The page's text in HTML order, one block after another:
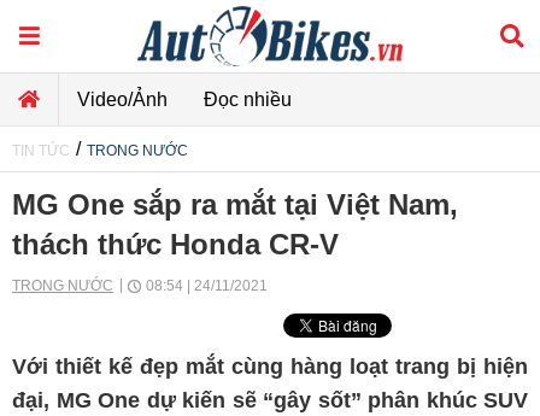
Video/Ảnh Đọc nhiều
TIN TỨC / TRONG NƯỚC
MG One sắp ra mắt tại Việt Nam,
thách thức Honda CR-V
TRONG NƯỚC 08:54 | 24/11/2021
Với thiết kế đẹp mắt cùng hàng loạt trang bị hiện
đại, MG One dự kiến sẽ “gây sốt” phân khúc SUV